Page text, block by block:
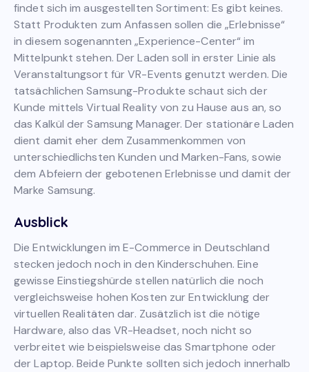
findet sich im ausgestellten Sortiment: Es gibt keines.
Statt Produkten zum Anfassen sollen die „Erlebnisse“
in diesem sogenannten „Experience-Center“ im
Mittelpunkt stehen. Der Laden soll in erster Linie als
Veranstaltungsort für VR-Events genutzt werden. Die
tatsächlichen Samsung-Produkte schaut sich der
Kunde mittels Virtual Reality von zu Hause aus an, so
das Kalkül der Samsung Manager. Der stationäre Laden
dient damit eher dem Zusammenkommen von
unterschiedlichsten Kunden und Marken-Fans, sowie
dem Abfeiern der gebotenen Erlebnisse und damit der
Marke Samsung.
Ausblick
Die Entwicklungen im E-Commerce in Deutschland
stecken jedoch noch in den Kinderschuhen. Eine
gewisse Einstiegshürde stellen natürlich die noch
vergleichsweise hohen Kosten zur Entwicklung der
virtuellen Realitäten dar. Zusätzlich ist die nötige
Hardware, also das VR-Headset, noch nicht so
verbreitet wie beispielsweise das Smartphone oder
der Laptop. Beide Punkte sollten sich jedoch innerhalb